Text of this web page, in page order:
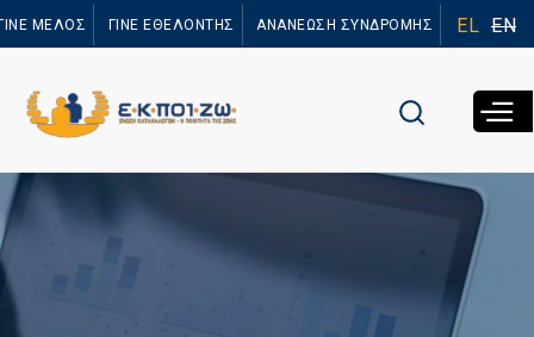
προς το
ΜΕΛΟΣ ΓΙΝΕ ΕΘΕΛΟΝΤΗΣ ΑΝΑΝΕΩΣΗ ΣΥΝΔΡΟΜΗΣ EL EN